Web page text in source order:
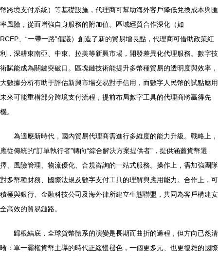
幣跨境支付系統）等基礎設施，代理商可幫助海外客戶降低兌換成本與匯
率風險，從而增強自身服務的附加值。區域經貿合作深化（如
RCEP、“一帶一路”倡議）創造了新的貿易增長點，代理商可借助政策紅
利，深耕東南亞、中東、拉美等新興市場，開發差異化代理服務。數字技
術賦能成為關鍵突破口。區塊鏈技術能提升多幣種貿易的透明度與效率，
大數據分析有助于評估新興市場交易對手信用，而數字人民幣的試點應用
未來可能重構部分跨境支付流程，提前布局數字工具的代理商將贏得先
機。
為適應新時代，國內貿易代理商需進行多維度的能力升級。戰略上，
應從傳統的“訂單執行者”轉向“綜合解決方案提供者”，提供涵蓋貨幣選
擇、風險管理、物流優化、合規咨詢的一站式服務。操作上，需加強團隊
對多幣種財務、國際法規及數字支付工具的理解與應用能力。合作上，可
積極與銀行、金融科技公司及海外律所建立生態聯盟，共同為客戶構建安
全高效的貿易鏈路。
歸根結底，全球貨幣體系的演變是長期而曲折的過程，但方向已然清
晰：單一霸權貨幣主導的時代正緩慢褪色，一個更多元、也更復雜的國際